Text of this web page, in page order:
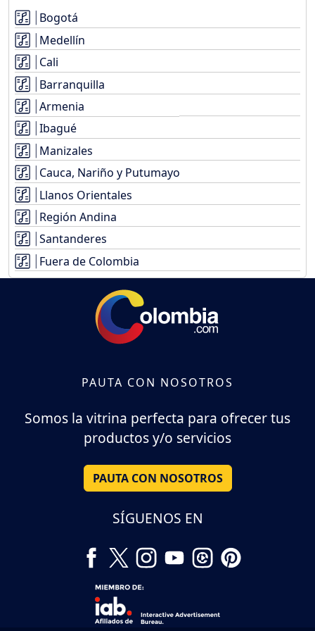
Bogotá
Medellín
Cali
Barranquilla
Armenia
Ibagué
Manizales
Cauca, Nariño y Putumayo
Llanos Orientales
Región Andina
Santanderes
Fuera de Colombia
PAUTA CON NOSOTROS
Somos la vitrina perfecta para ofrecer tus
productos y/o servicios
PAUTA CON NOSOTROS
SÍGUENOS EN